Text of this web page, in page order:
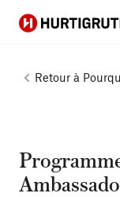
Hurtigruten
Retour à